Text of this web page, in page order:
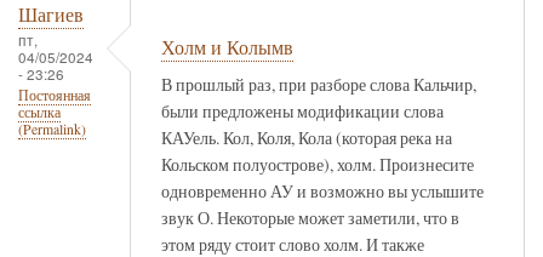
Шагиев
пт,
04/05/2024
- 23:26
Постоянная
ссылка
(Permalink)
Холм и Колымв
В прошлый раз, при разборе слова Кальчир,
были предложены модификации слова
КАУель. Кол, Коля, Кола (которая река на
Кольском полуострове), холм. Произнесите
одновременно АУ и возможно вы услышите
звук О. Некоторые может заметили, что в
этом ряду стоит слово холм. И также